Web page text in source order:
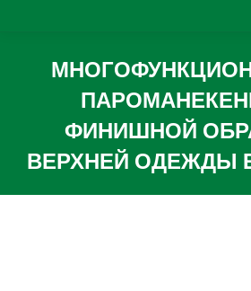
ФИНИШНОЙ
ВЕРХНЕЙ ОДЕЖДЫ
Вы